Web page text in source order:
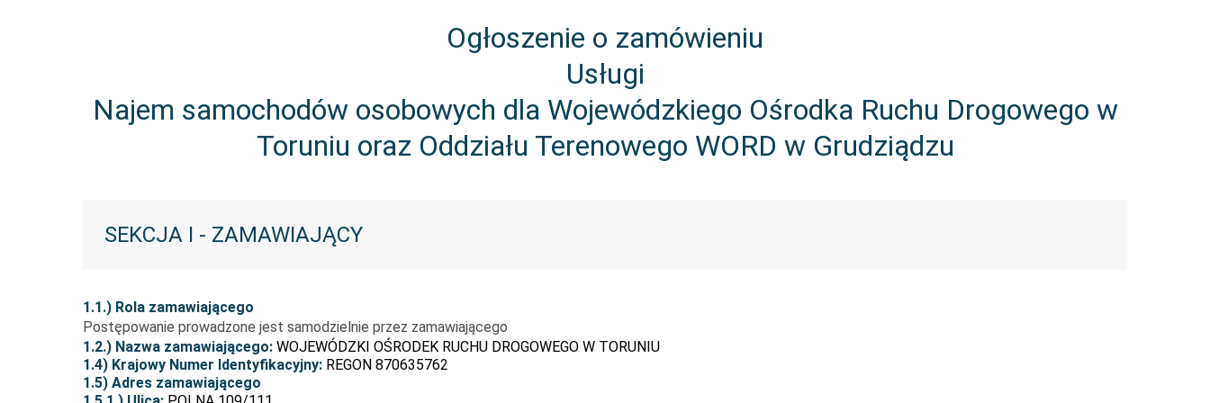
Ogłoszenie o zamówieniu
Usługi
Najem samochodów osobowych dla Wojewódzkiego Ośrodka Ruchu Drogowego w
Toruniu oraz Oddziału Terenowego WORD w Grudziądzu
SEKCJA I - ZAMAWIAJĄCY
1.1.) Rola zamawiającego
Postępowanie prowadzone jest samodzielnie przez zamawiającego
1.2.) Nazwa zamawiającego: WOJEWÓDZKI OŚRODEK RUCHU DROGOWEGO W TORUNIU
1.4) Krajowy Numer Identyfikacyjny: REGON 870635762
1.5) Adres zamawiającego